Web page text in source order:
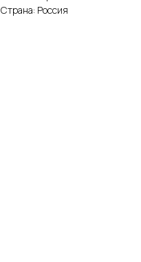
Страна: Россия